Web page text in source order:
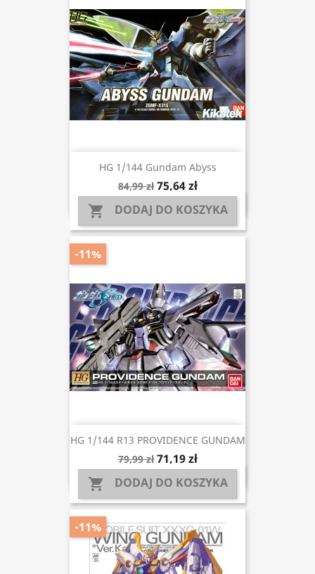
HG 1/144 Gundam Abyss
84,99 zł 75,64 zł
 DODAJ DO KOSZYKA
HG 1/144 R13 PROVIDENCE GUNDAM
79,99 zł 71,19 zł
 DODAJ DO KOSZYKA
-11%
-11%